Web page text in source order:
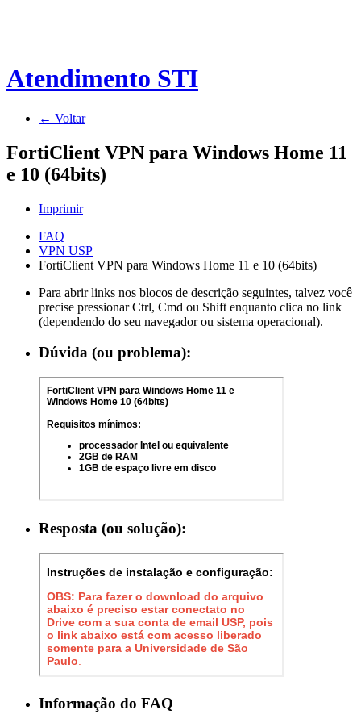
Atendimento STI
← Voltar
FortiClient VPN para Windows Home 11
e 10 (64bits)
Imprimir
FAQ
VPN USP
FortiClient VPN para Windows Home 11 e 10 (64bits)
Para abrir links nos blocos de descrição seguintes, talvez você
precise pressionar Ctrl, Cmd ou Shift enquanto clica no link
(dependendo do seu navegador ou sistema operacional).
Dúvida (ou problema):
Resposta (ou solução):
Informação do FAQ